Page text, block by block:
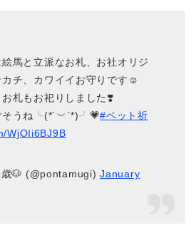
馬と立派なお札、お社オリジ
チ、カワイイお守りです☺️
札もお祀りしました❣️
そうね╰(*´︶`*)╯💗#ペット祈
WjOIi6BJ9B
🐶 (@pontamugi)January